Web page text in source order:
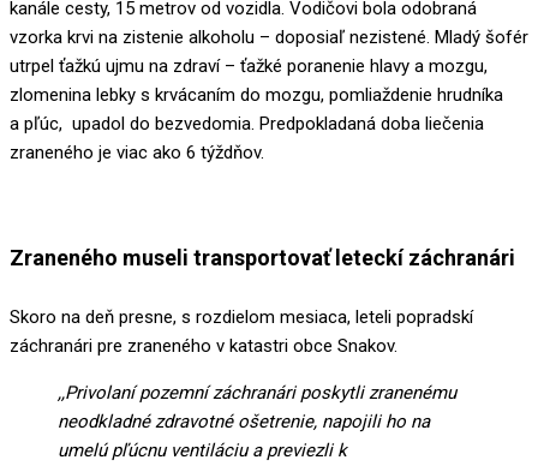
kanále cesty, 15 metrov od vozidla. Vodičovi bola odobraná
vzorka krvi na zistenie alkoholu – doposiaľ nezistené. Mladý šofér
utrpel ťažkú ujmu na zdraví – ťažké poranenie hlavy a mozgu,
zlomenina lebky s krvácaním do mozgu, pomliaždenie hrudníka
a pľúc, upadol do bezvedomia. Predpokladaná doba liečenia
zraneného je viac ako 6 týždňov.
Zraneného museli transportovať leteckí záchranári
Skoro na deň presne, s rozdielom mesiaca, leteli popradskí
záchranári pre zraneného v katastri obce Snakov.
,,Privolaní pozemní záchranári poskytli zranenému
neodkladné zdravotné ošetrenie, napojili ho na
umelú pľúcnu ventiláciu a previezli k